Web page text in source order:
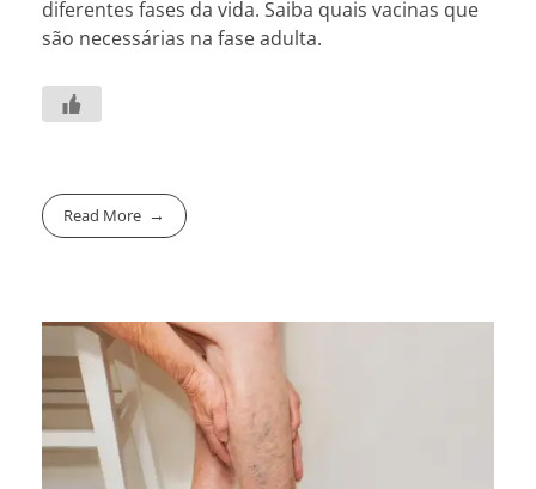
diferentes fases da vida. Saiba quais vacinas que
são necessárias na fase adulta.
Read More